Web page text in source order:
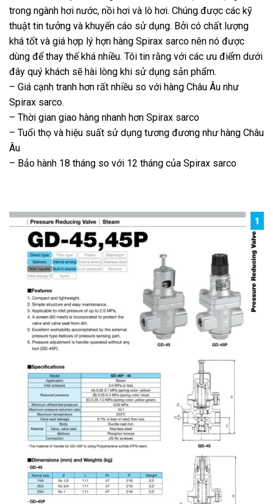
trong ngành hơi nước, nồi hơi và lò hơi. Chúng được các kỹ
thuật tin tưởng và khuyến cáo sử dụng. Bởi có chất lượng
khá tốt và giá hợp lý hợn hàng Spirax sarco nên nó được
dùng để thay thế khá nhiều. Tôi tin rằng với các ưu điểm dưới
đây quý khách sẽ hài lòng khi sử dụng sản phẩm.
– Giá cạnh tranh hơn rất nhiều so với hàng Châu Âu như
Spirax sarco.
– Thời gian giao hàng nhanh hơn Spirax sarco
– Tuổi thọ và hiệu suất sử dụng tương đương như hàng Châu
Âu
– Bảo hành 18 tháng so với 12 tháng của Spirax sarco